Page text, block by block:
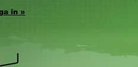
in »